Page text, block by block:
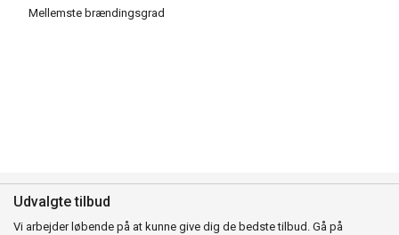
Mellemste brændingsgrad
Udvalgte tilbud
Vi arbejder løbende på at kunne give dig de bedste tilbud. Gå på